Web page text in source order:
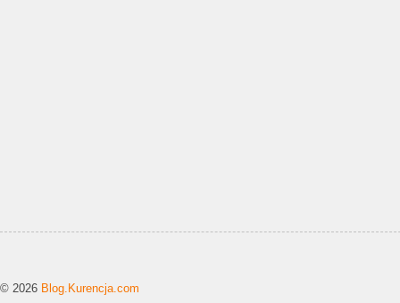
© 2026 Blog.Kurencja.com